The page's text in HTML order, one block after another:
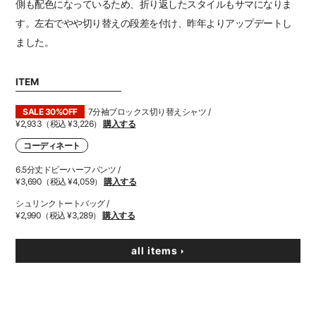
側も配色になっているため、折り返したスタイルもサマになりま
す。左右でやや切り替えの段差を付け、昨年よりアップデートし
ました。
ITEM
SALE 30%OFF
7分袖ブロックス切り替えシャツ /
¥2,933（税込 ¥3,226）購入する
コーディネート
6.5分丈ドビーハーフパンツ /
¥3,690（税込 ¥4,059）購入する
シュリンクトートバッグ /
¥2,990（税込 ¥3,289）購入する
all items